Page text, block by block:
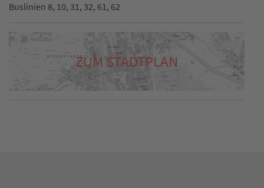
Buslinien 8, 10, 31, 32, 61, 62
ZUM STADTPLAN